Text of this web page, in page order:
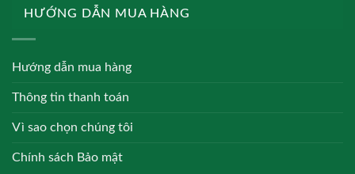
HƯỚNG DẪN MUA HÀNG
Hướng dẫn mua hàng
Thông tin thanh toán
Vì sao chọn chúng tôi
Chính sách Bảo mật